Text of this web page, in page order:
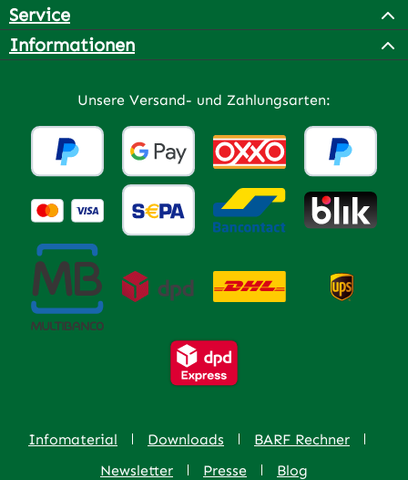
Service
Informationen
Unsere Versand- und Zahlungsarten:
Infomaterial Downloads
BARF Rechner
Newsletter
Presse Blog